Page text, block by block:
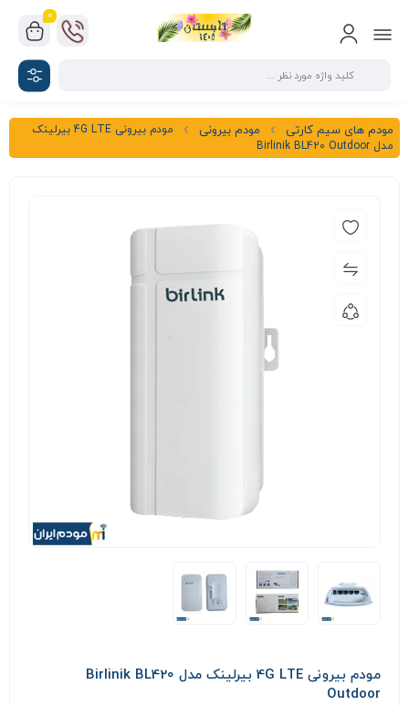
0
مودم های سیم کارتی مودم بیرونی
مودم بیرونی 4G LTE بیرلینک
مدل Birlinik BL420 Outdoor
مودم بیرونی 4G LTE بیرلینک مدل Birlinik BL420
Outdoor